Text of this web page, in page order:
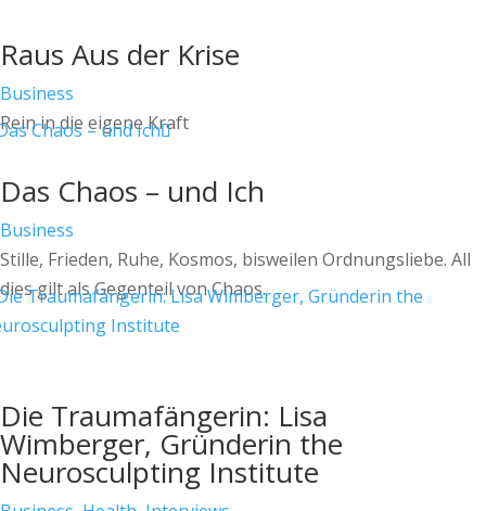
Raus Aus der Krise
Business
Rein in die eigene Kraft
Das Chaos – und Ich
Business
Stille, Frieden, Ruhe, Kosmos, bisweilen Ordnungsliebe. All
dies gilt als Gegenteil von Chaos.
Die Traumafängerin: Lisa
Wimberger, Gründerin the
Neurosculpting Institute